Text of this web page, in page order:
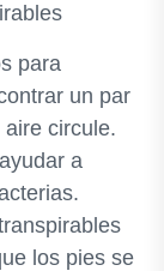
para
un par
circule.
a
los pies se